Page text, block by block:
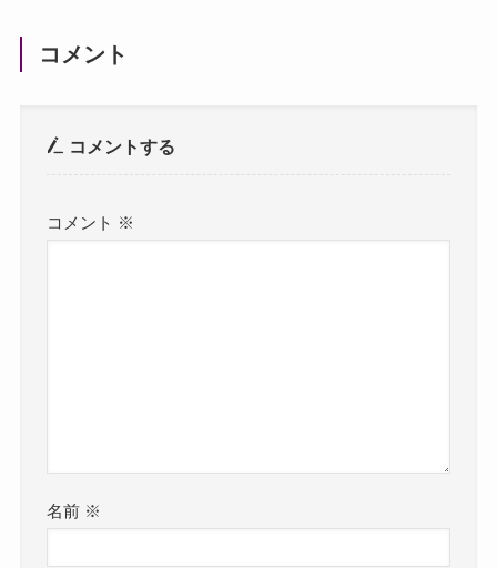
コメント
コメントする
コメント ※
名前 ※